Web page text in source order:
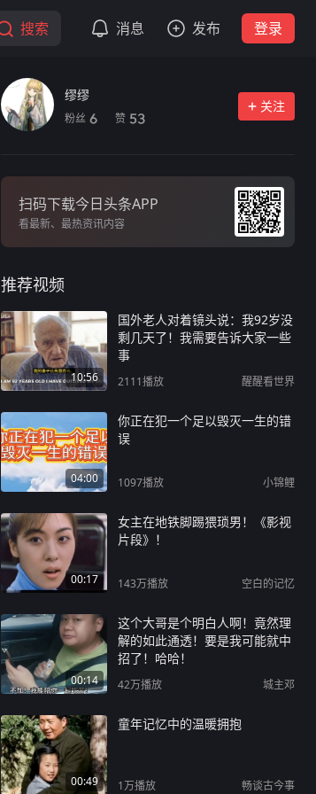
搜索 消息 发布 登录
缪缪
粉丝 6 赞 53
关注
扫码下载今日头条APP
看最新、最热资讯内容
推荐视频
10:56
国外老人对着镜头说：我92岁没
剩几天了！我需要告诉大家一些
事
2111播放 醒醒看世界
04:00
你正在犯一个足以毁灭一生的错
误
1097播放 小锦鲤
00:17
女主在地铁脚踢猥琐男！《影视
片段》！
143万播放 空白的记忆
00:14
这个大哥是个明白人啊！竟然理
解的如此通透！要是我可能就中
招了！哈哈！
42万播放 城主邓
00:49
童年记忆中的温暖拥抱
1万播放 畅谈古今事